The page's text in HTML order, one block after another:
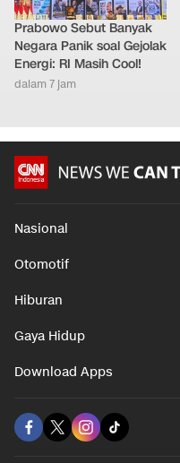
Prabowo Sebut Banyak
Negara Panik soal Gejolak
Energi: RI Masih Cool!
dalam 7 jam
Nasional
Otomotif
Hiburan
Gaya Hidup
Download Apps